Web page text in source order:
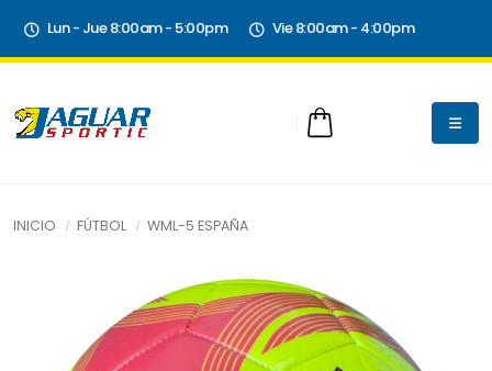
Lun - Jue 8:00am - 5:00pm Vie 8:00am - 4:00pm
INICIO FÚTBOL WML-5 ESPAÑA